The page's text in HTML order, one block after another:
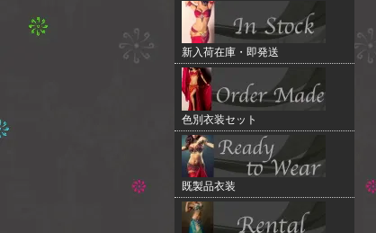
新入荷在庫・即発送
色別衣装セット
既製品衣装